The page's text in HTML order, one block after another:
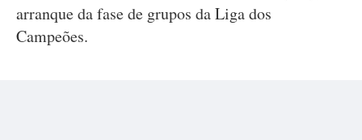
arranque da fase de grupos da Liga dos
Campeões.